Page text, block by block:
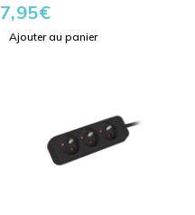
7,95€
Ajouter au panier